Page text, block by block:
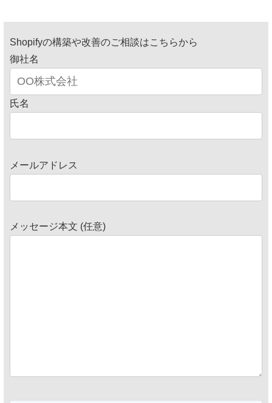
Shopifyの構築や改善のご相談はこちらから
御社名
氏名
メールアドレス
メッセージ本文 (任意)